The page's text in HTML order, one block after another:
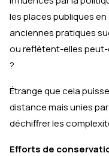
les places publiques
anciennes pratiques
ou reflètent-elles
?
Étrange que cela
distance mais unies
déchiffrer les
Efforts de